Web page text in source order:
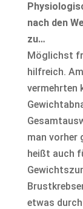
nach den
zu…
Möglichst
hilfreich.
vermehrten
man vorher
heißt auch
etwas